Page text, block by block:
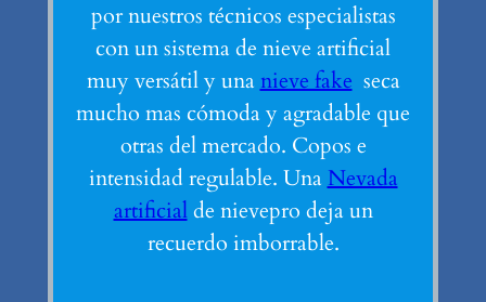
por nuestros técnicos especialistas
con un sistema de nieve artificial
muy versátil y una nieve fake seca
mucho mas cómoda y agradable que
otras del mercado. Copos e
intensidad regulable. Una Nevada
artificialde nievepro deja un
recuerdo imborrable.